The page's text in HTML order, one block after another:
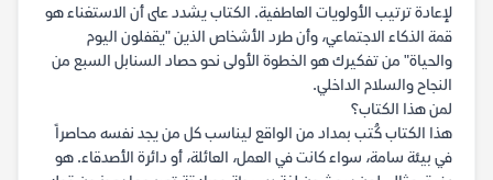
لإعادة ترتيب الأولويات العاطفية. الكتاب يشدد على أن الاستغناء هو
قمة الذكاء الاجتماعي، وأن طرد الأشخاص الذين "يقفلون اليوم
والحياة" من تفكيرك هو الخطوة الأولى نحو حصاد السنابل السبع من
النجاح والسلام الداخلي.
لمن هذا الكتاب؟
هذا الكتاب كُتب بمداد من الواقع ليناسب كل من يجد نفسه محاصراً
في بيئة سامة، سواء كانت في العمل، العائلة، أو دائرة الأصدقاء. هو